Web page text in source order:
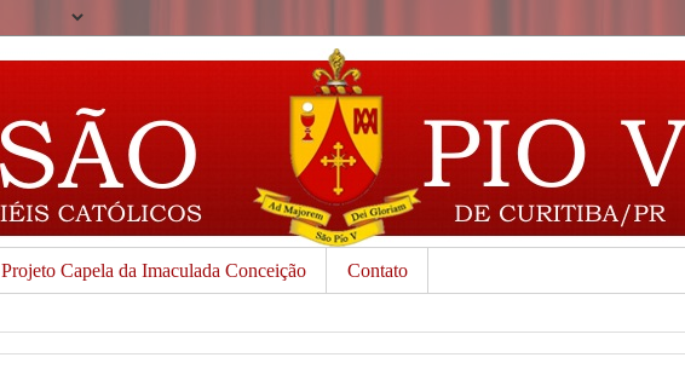
Projeto Capela da Imaculada Conceição Contato